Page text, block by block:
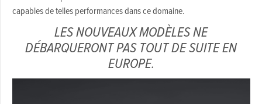
capables de telles performances dans ce domaine.
LES NOUVEAUX MODÈLES NE
DÉBARQUERONT PAS TOUT DE SUITE EN
EUROPE.